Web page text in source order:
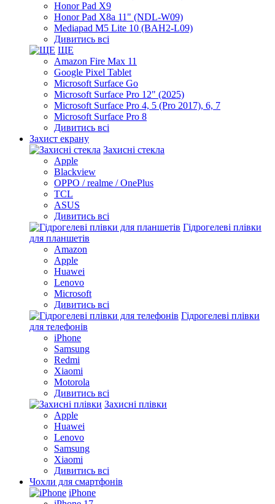
Honor Pad X9
Honor Pad X8a 11" (NDL-W09)
Mediapad M5 Lite 10 (BAH2-L09)
Дивитись всі
ЩЕ
Amazon Fire Max 11
Google Pixel Tablet
Microsoft Surface Go
Microsoft Surface Pro 12" (2025)
Microsoft Surface Pro 4, 5 (Pro 2017), 6, 7
Microsoft Surface Pro 8
Дивитись всі
Захист екрану
Захисні стекла
Apple
Blackview
OPPO / realme / OnePlus
TCL
ASUS
Дивитись всі
Гідрогелеві плівки
для планшетів
Amazon
Apple
Huawei
Lenovo
Microsoft
Дивитись всі
Гідрогелеві плівки
для телефонів
iPhone
Samsung
Redmi
Xiaomi
Motorola
Дивитись всі
Захисні плівки
Apple
Huawei
Lenovo
Samsung
Xiaomi
Дивитись всі
Чохли для смартфонів
iPhone